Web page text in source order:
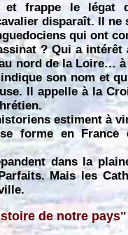
frappe le légat
disparaît. Il ne
qui ont
? Qui a
nord de la Loire…
son nom et
Il appelle à la
estiment à
forme en
dans la
Mais les
de notre pays"